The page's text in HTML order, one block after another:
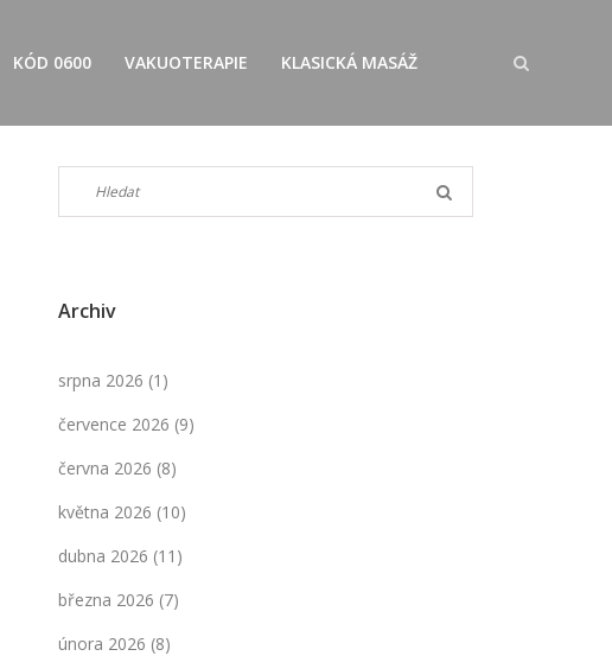
KÓD 0600 VAKUOTERAPIE KLASICKÁ MASÁŽ
Archiv
srpna 2026 (1)
července 2026 (9)
června 2026 (8)
května 2026 (10)
dubna 2026 (11)
března 2026 (7)
února 2026 (8)